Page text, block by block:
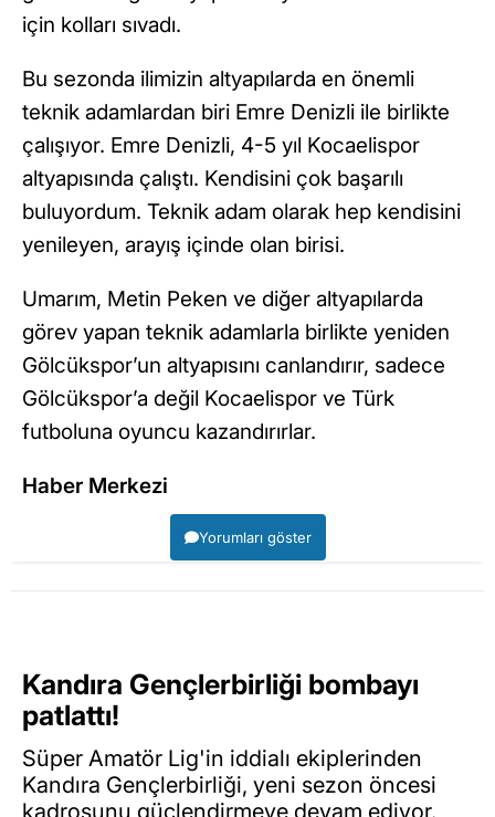
için kolları sıvadı.
Bu sezonda ilimizin altyapılarda en önemli
teknik adamlardan biri Emre Denizli ile birlikte
çalışıyor. Emre Denizli, 4-5 yıl Kocaelispor
altyapısında çalıştı. Kendisini çok başarılı
buluyordum. Teknik adam olarak hep kendisini
yenileyen, arayış içinde olan birisi.
Umarım, Metin Peken ve diğer altyapılarda
görev yapan teknik adamlarla birlikte yeniden
Gölcükspor’un altyapısını canlandırır, sadece
Gölcükspor’a değil Kocaelispor ve Türk
futboluna oyuncu kazandırırlar.
Haber Merkezi
Yorumları göster
Kandıra Gençlerbirliği bombayı
patlattı!
Süper Amatör Lig'in iddialı ekiplerinden
Kandıra Gençlerbirliği, yeni sezon öncesi
kadrosunu güçlendirmeye devam ediyor.